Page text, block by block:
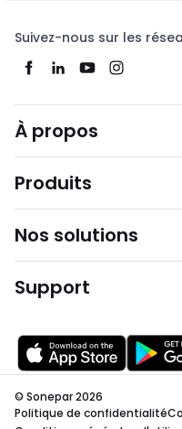
Suivez-nous sur les
À propos
Produits
Nos solutions
Support
© Sonepar 2026
Politique de confidentialité